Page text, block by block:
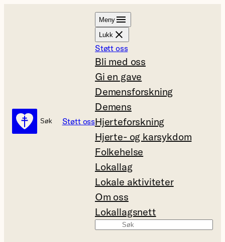
Søk
Søk Støtt oss
Meny
Lukk
Støtt oss
Bli med oss
Gi en gave
Demensforskning
Demens
Hjerteforskning
Hjerte- og karsykdom
Folkehelse
Lokallag
Lokale aktiviteter
Om oss
Lokallagsnett